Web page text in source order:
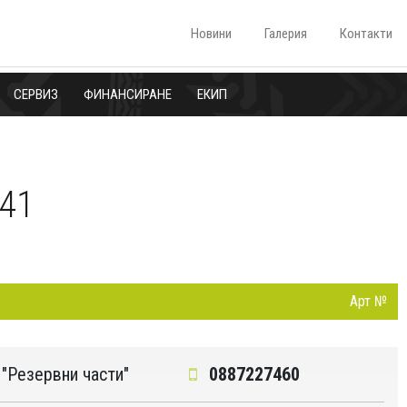
СЕРВИЗ ФИНАНСИРАНЕ ЕКИП
Новини Галерия Контакти
Арт №
части" 0887227460